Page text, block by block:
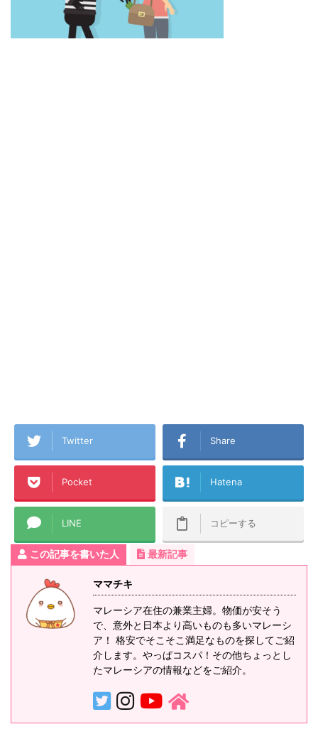
Twitter Share
Pocket Hatena
LINE コピーする
この記事を書いた人 最新記事
ママチキ
マレーシア在住の兼業主婦。物価が安そう
で、意外と日本より高いものも多いマレーシ
ア！ 格安でそこそこ満足なものを探してご紹
介します。やっぱコスパ！その他ちょっとし
たマレーシアの情報などをご紹介。